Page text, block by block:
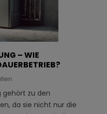
– WIE
gehört zu den
da sie nicht nur die